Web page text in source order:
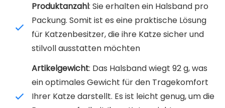
Produktanzahl: Sie erhalten ein Halsband pro
Packung. Somit ist es eine praktische Lösung
für Katzenbesitzer, die ihre Katze sicher und
stilvoll ausstatten möchten
Artikelgewicht: Das Halsband wiegt 92 g, was
ein optimales Gewicht für den Tragekomfort
Ihrer Katze darstellt. Es ist leicht genug, um die